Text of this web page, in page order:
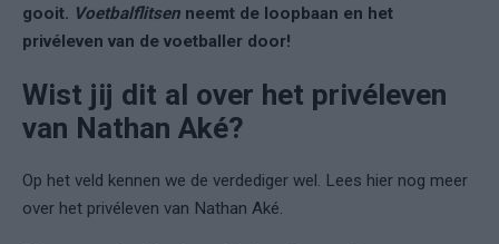
gooit. Voetbalflitsen neemt de loopbaan en het
privéleven van de voetballer door!
Wist jij dit al over het privéleven
van Nathan Aké?
Op het veld kennen we de verdediger wel. Lees hier nog meer
over het privéleven van Nathan Aké.